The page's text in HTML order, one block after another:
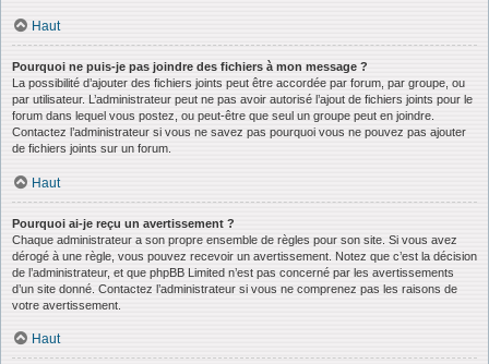
Haut
Pourquoi ne puis-je pas joindre des fichiers à mon message ?
La possibilité d’ajouter des fichiers joints peut être accordée par forum, par groupe, ou
par utilisateur. L’administrateur peut ne pas avoir autorisé l’ajout de fichiers joints pour le
forum dans lequel vous postez, ou peut-être que seul un groupe peut en joindre.
Contactez l’administrateur si vous ne savez pas pourquoi vous ne pouvez pas ajouter
de fichiers joints sur un forum.
Haut
Pourquoi ai-je reçu un avertissement ?
Chaque administrateur a son propre ensemble de règles pour son site. Si vous avez
dérogé à une règle, vous pouvez recevoir un avertissement. Notez que c’est la décision
de l’administrateur, et que phpBB Limited n’est pas concerné par les avertissements
d’un site donné. Contactez l’administrateur si vous ne comprenez pas les raisons de
votre avertissement.
Haut